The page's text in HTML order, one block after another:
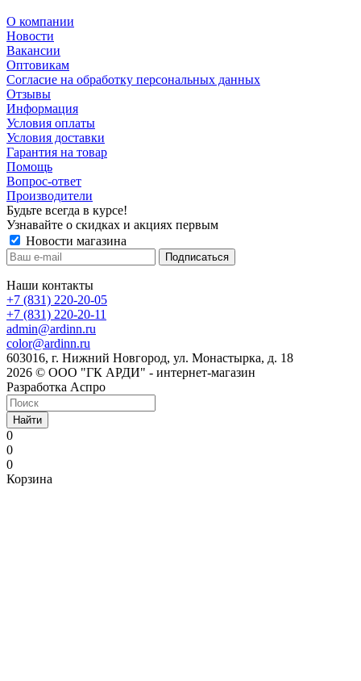
О компании
Новости
Вакансии
Оптовикам
Cогласие на обработку персональных данных
Отзывы
Информация
Условия оплаты
Условия доставки
Гарантия на товар
Помощь
Вопрос-ответ
Производители
Будьте всегда в курсе!
Узнавайте о скидках и акциях первым
Новости магазина
Наши контакты
+7 (831) 220-20-05
+7 (831) 220-20-11
admin@ardinn.ru
color@ardinn.ru
603016, г. Нижний Новгород, ул. Монастырка, д. 18
2026 © ООО "ГК АРДИ" - интернет-магазин
Разработка Аспро
Найти
0
0
0
Корзина